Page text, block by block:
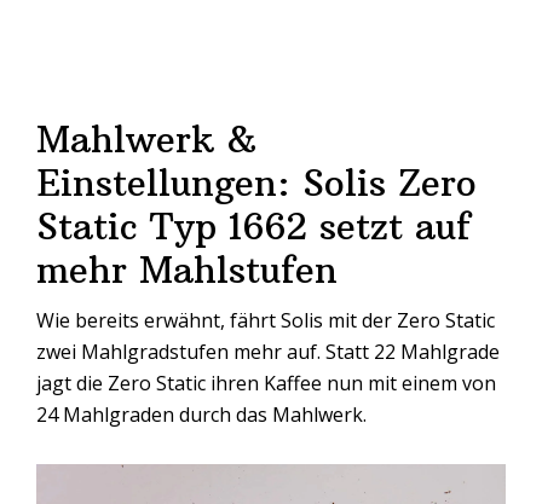
Mahlwerk &
Einstellungen: Solis Zero
Static Typ 1662 setzt auf
mehr Mahlstufen
Wie bereits erwähnt, fährt Solis mit der Zero Static
zwei Mahlgradstufen mehr auf. Statt 22 Mahlgrade
jagt die Zero Static ihren Kaffee nun mit einem von
24 Mahlgraden durch das Mahlwerk.